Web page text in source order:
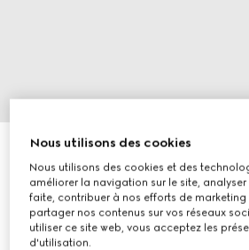
Lunettes de soleil ovales
CHF 320
Déclinaisons bleu opale
Nous utilisons des cookies
Nous utilisons des cookies et des
améliorer la navigation sur le site,
faite, contribuer à nos efforts de
partager nos contenus sur vos réseaux
utiliser ce site web, vous acceptez les
d'utilisation.